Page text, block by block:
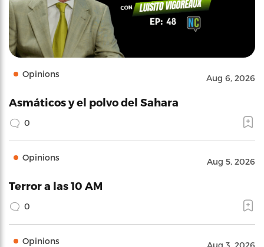
Opinions Aug 6, 2026
Asmáticos y el polvo del Sahara
0
Opinions Aug 5, 2026
Terror a las 10 AM
0
Opinions Aug 3, 2026